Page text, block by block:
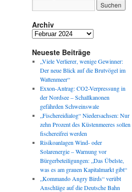
Archiv
Archiv
Neueste Beiträge
„Viele Verlierer, wenige Gewinner:
Der neue Blick auf die Brutvögel im
Wattenmeer“
Exxon-Antrag: CO2-Verpressung in
der Nordsee – Schallkanonen
gefährden Schweinswale
„Fischereidialog“ Niedersachsen: Nur
zehn Prozent des Küstenmeeres sollen
fischereifrei werden
Risikoanlagen Wind- oder
Solarenergie – Warnung vor
Bürgerbeteiligungen: „Das Übelste,
was es am grauen Kapitalmarkt gibt“
„Kommando Angry Birds“ verübt
Anschläge auf die Deutsche Bahn